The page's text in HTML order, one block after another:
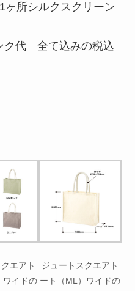
ヶ所シルクスクリーン
ク代 全て込みの税込
エアト
ワイドの
ジュートスクエアト
ート（ML）ワイドの